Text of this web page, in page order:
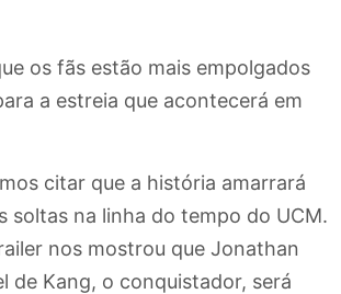
os fãs estão mais empolgados
a estreia que acontecerá em
citar que a história amarrará
soltas na linha do tempo do UCM.
nos mostrou que Jonathan
de Kang, o conquistador, será